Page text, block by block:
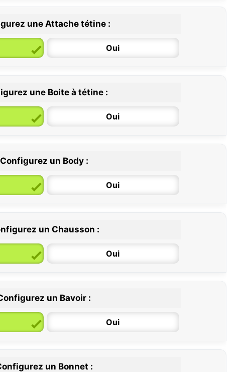
une Attache tétine :
Oui
une Boite à tétine :
Oui
Configurez un Body :
Oui
6 / 12 mois
un Chausson :
Oui
un Bavoir :
Oui
un Bonnet :